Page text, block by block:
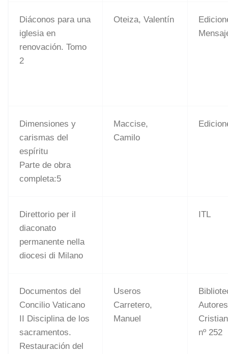
Diáconos para una
iglesia en
renovación. Tomo
2
Oteiza, Valentín
Dimensiones y
carismas del
espíritu
Parte de obra
completa:5
Maccise,
Camilo
Direttorio per il
diaconato
permanente nella
diocesi di Milano
ITL
Documentos del
Concilio Vaticano
II Disciplina de los
sacramentos.
Restauración del
Useros
Carretero,
Manuel
Autores
nº 252